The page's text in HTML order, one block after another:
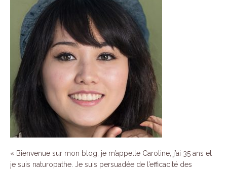
« Bienvenue sur mon blog, je m’appelle Caroline, j’ai 35 ans et
je suis naturopathe. Je suis persuadée de l’efficacité des